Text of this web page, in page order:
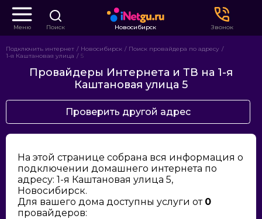
Меню Поиск Новосибирск Звонок
Подключить интернет Новосибирск
Поиск провайдера по адресу
1-я Каштановая улица
5
Провайдеры Интернета и ТВ на 1-я
Каштановая улица 5
Проверить другой адрес
На этой странице собрана вся информация о
подключении домашнего интернета по
адресу: 1-я Каштановая улица 5,
Новосибирск.
Для вашего дома доступны услуги от 0
провайдеров: